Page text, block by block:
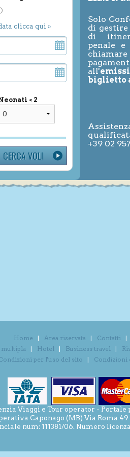
clicca qui »
< 2
Solo
di
di
penale
all'
biglietto
+39 02
Home Area riservata Contatti
multipla Hotel Business travel
per l'uso del sito
Condizioni
Viaggi e Tour operator -
Caponago (MB) Via Roma 49
num: 111381/06. Numero